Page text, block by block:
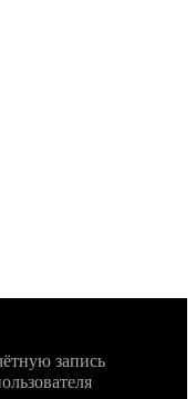
запись